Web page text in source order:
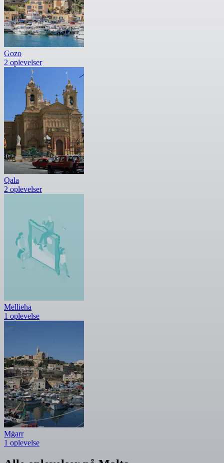
Gozo
2 oplevelser
Qala
2 oplevelser
Mellieħa
1 oplevelse
Mġarr
1 oplevelse